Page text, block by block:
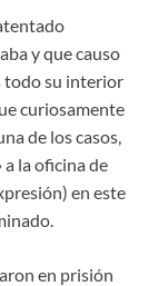
y que causo
todo su interior
curiosamente
de los casos,
la oficina de
en este
en prisión